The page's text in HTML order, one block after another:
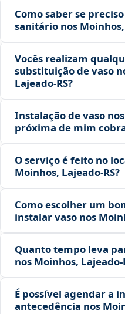
Como saber se
sanitário nos Moinhos,
Vocês realizam
substituição de vaso
Lajeado‑RS?
Instalação de vaso
próxima de mim
O serviço é feito no
Moinhos, Lajeado‑RS?
Como escolher um
instalar vaso nos
Quanto tempo leva
nos Moinhos,
É possível agendar a
antecedência nos